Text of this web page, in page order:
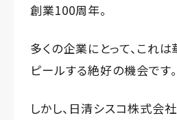
創業100周年。
多くの企業にとって、これ
ピールする絶好の機会です。
しかし、日清シスコ株式会